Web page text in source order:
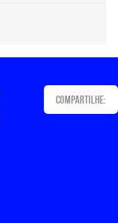
Compartilhe: